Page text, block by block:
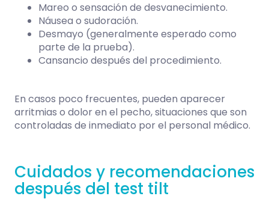
Mareo o sensación de desvanecimiento.
Náusea o sudoración.
Desmayo (generalmente esperado como
parte de la prueba).
Cansancio después del procedimiento.
En casos poco frecuentes, pueden aparecer
arritmias o dolor en el pecho, situaciones que son
controladas de inmediato por el personal médico.
Cuidados y recomendaciones
después del test tilt